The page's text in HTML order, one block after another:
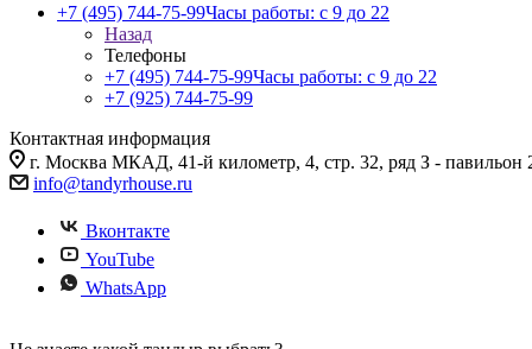
+7 (495) 744-75-99Часы работы: c 9 до 22
Назад
Телефоны
+7 (495) 744-75-99Часы работы: c 9 до 22
+7 (925) 744-75-99
Контактная информация
г. Москва МКАД, 41-й километр, 4, стр. 32, ряд З - павильон
info@tandyrhouse.ru
Вконтакте
YouTube
WhatsApp